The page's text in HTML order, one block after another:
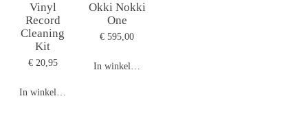
Vinyl
Record
Cleaning
Kit
€ 20,95
In winkelwagen
Okki Nokki
One
€ 595,00
In winkelwagen